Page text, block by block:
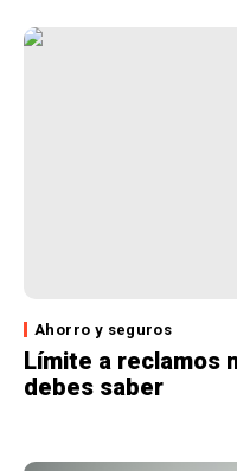
Ahorro y seguros
Límite a reclamos
debes saber